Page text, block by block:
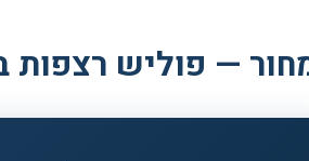
— פוליש רצפות